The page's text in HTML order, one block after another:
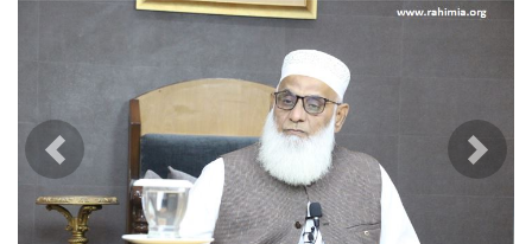
Previous Next